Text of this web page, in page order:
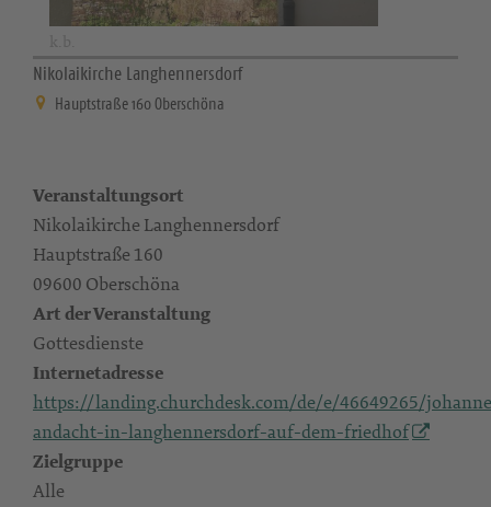
Nikolaikirche Langhennersdorf
Hauptstraße 160 Oberschöna
Veranstaltungsort
Nikolaikirche Langhennersdorf
Hauptstraße 160
09600 Oberschöna
Art der Veranstaltung
Gottesdienste
Internetadresse
https://landing.churchdesk.com/de/e/46649265/
andacht-in-langhennersdorf-auf-dem-friedhof
Zielgruppe
Alle